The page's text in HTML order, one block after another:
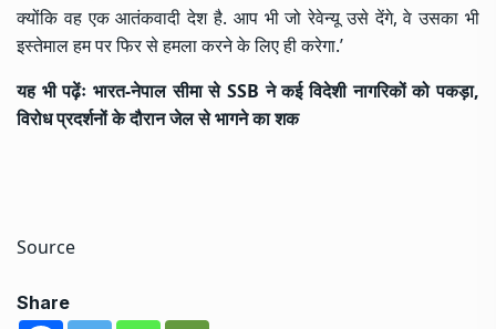
क्योंकि वह एक आतंकवादी देश है. आप भी जो रेवेन्यू उसे देंगे, वे उसका भी
इस्तेमाल हम पर फिर से हमला करने के लिए ही करेगा.’
यह भी पढ़ेंः भारत-नेपाल सीमा से SSB ने कई विदेशी नागरिकों को पकड़ा,
विरोध प्रदर्शनों के दौरान जेल से भागने का शक
Source
Share